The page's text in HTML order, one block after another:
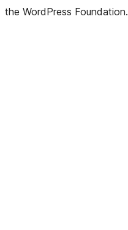
the WordPress Foundation.